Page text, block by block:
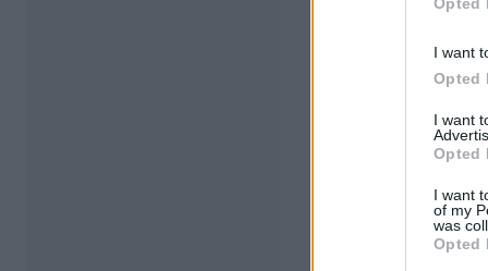
I want
Opted
I want
Opted
I want
of my
was
Opted